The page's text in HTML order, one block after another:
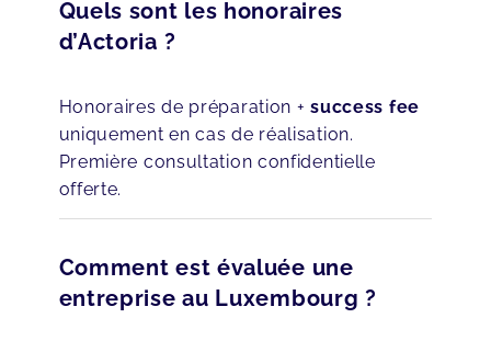
Quels sont les honoraires
d’Actoria ?
Honoraires de préparation +success fee
uniquement en cas de réalisation.
Première consultation confidentielle
offerte.
Comment est évaluée une
entreprise au Luxembourg ?